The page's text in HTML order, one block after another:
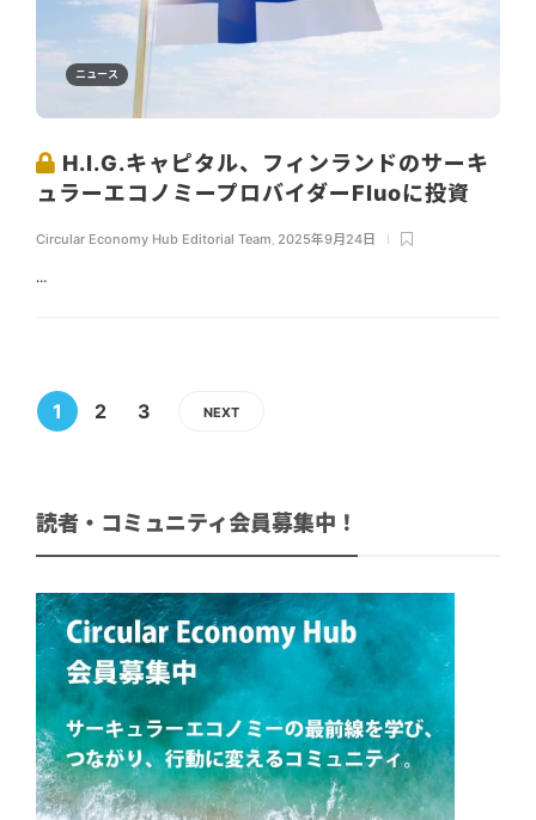
ニュース
H.I.G.キャピタル、フィンランドのサーキ
ュラーエコノミープロバイダーFluoに投資
Circular Economy Hub Editorial Team, 2025年9月24日
...
1 2 3 NEXT
読者・コミュニティ会員募集中！